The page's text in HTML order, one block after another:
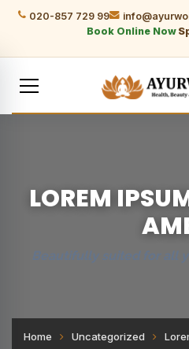
020-857 729 99
Book Online Now
LOREM
Beautifully suited for all
Home Uncategorized